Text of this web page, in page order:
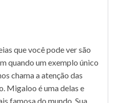
que você pode ver são
quando um exemplo único
chama a atenção das
Migaloo é uma delas e
famosa do mundo. Sua